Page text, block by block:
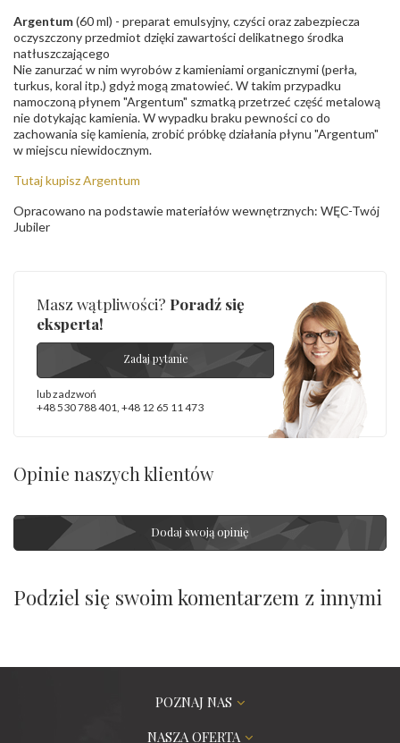
Argentum(60 ml) - preparat emulsyjny, czyści oraz zabezpiecza
oczyszczony przedmiot dzięki zawartości delikatnego środka
natłuszczającego
Nie zanurzać w nim wyrobów z kamieniami organicznymi (perła,
turkus, koral itp.) gdyż mogą zmatowieć. W takim przypadku
namoczoną płynem "Argentum" szmatką przetrzeć część metalową
nie dotykając kamienia. W wypadku braku pewności co do
zachowania się kamienia, zrobić próbkę działania płynu "Argentum"
w miejscu niewidocznym.
Tutaj kupisz Argentum
Opracowano na podstawie materiałów wewnętrznych: WĘC-Twój
Jubiler
Masz wątpliwości? Poradź się
eksperta!
Zadaj pytanie
lub zadzwoń
+48 530 788 401, +48 12 65 11 473
Opinie naszych klientów
Dodaj swoją opinię
Podziel się swoim komentarzem z innymi
POZNAJ NAS
NASZA OFERTA